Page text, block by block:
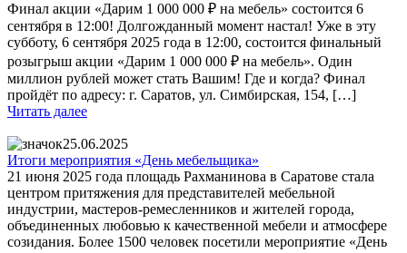
Финал акции «Дарим 1 000 000 ₽ на мебель» состоится 6
сентября в 12:00! Долгожданный момент настал! Уже в эту
субботу, 6 сентября 2025 года в 12:00, состоится финальный
розыгрыш акции «Дарим 1 000 000 ₽ на мебель». Один
миллион рублей может стать Вашим! Где и когда? Финал
пройдёт по адресу: г. Саратов, ул. Симбирская, 154, […]
Читать далее
25.06.2025
Итоги мероприятия «День мебельщика»
21 июня 2025 года площадь Рахманинова в Саратове стала
центром притяжения для представителей мебельной
индустрии, мастеров-ремесленников и жителей города,
объединенных любовью к качественной мебели и атмосфере
созидания. Более 1500 человек посетили мероприятие «День